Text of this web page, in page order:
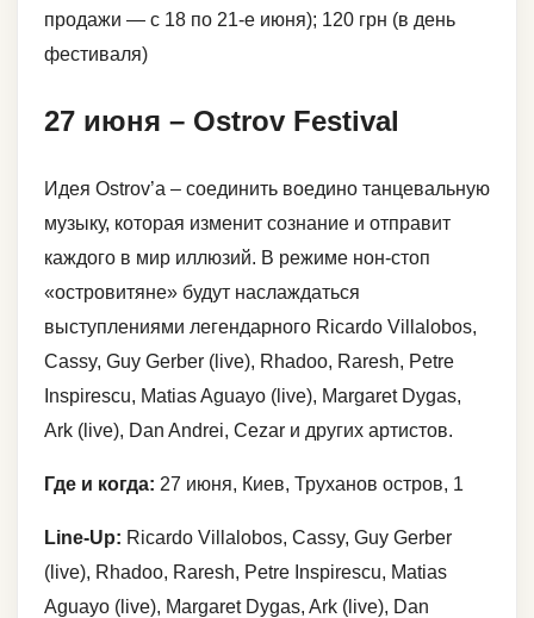
продажи — с 18 по 21-е июня); 120 грн (в день
фестиваля)
27 июня – Ostrov Festival
Идея Ostrov’а – соединить воедино танцевальную
музыку, которая изменит сознание и отправит
каждого в мир иллюзий. В режиме нон-стоп
«островитяне» будут наслаждаться
выступлениями легендарного Ricardo Villalobos,
Cassy, Guy Gerber (live), Rhadoo, Raresh, Petre
Inspirescu, Matias Aguayo (live), Margaret Dygas,
Ark (live), Dan Andrei, Cezar и других артистов.
Где и когда: 27 июня, Киев, Труханов остров, 1
Line-Up: Ricardo Villalobos, Cassy, Guy Gerber
(live), Rhadoo, Raresh, Petre Inspirescu, Matias
Aguayo (live), Margaret Dygas, Ark (live), Dan